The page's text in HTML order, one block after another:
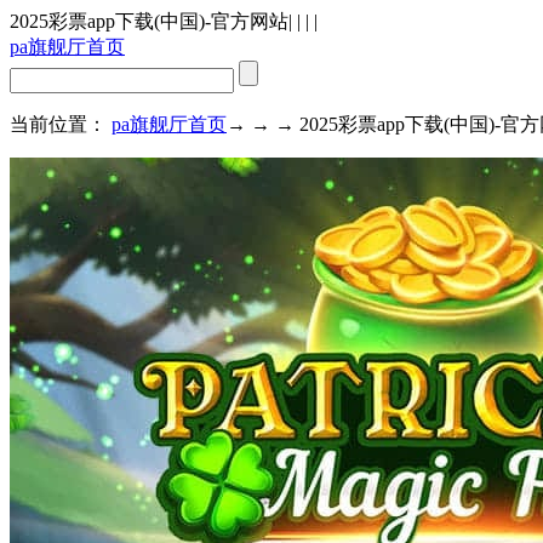
2025彩票app下载(中国)-官方网站| | | |
pa旗舰厅首页
当前位置： pa旗舰厅首页→ → → 2025彩票app下载(中国)-官方